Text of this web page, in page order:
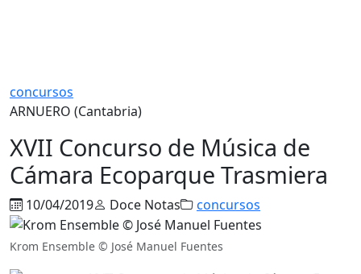
concursos
ARNUERO (Cantabria)
XVII Concurso de Música de
Cámara Ecoparque Trasmiera
10/04/2019 Doce Notas concursos
Krom Ensemble © José Manuel Fuentes